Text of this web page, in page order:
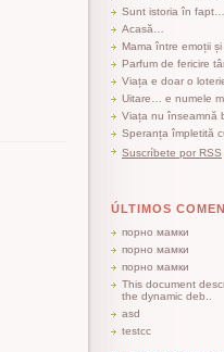
Sunt istoria în fapt…
Acasă…
Mama între emoții
Parfum de fericire
Viața e doar o
Uitare… e numele
Viața nu înseamnă
Speranța împletită
Suscríbete por RSS
ÚLTIMOS
порно мамки
порно мамки
порно мамки
This document
the dynamic deb..
asd
testcc